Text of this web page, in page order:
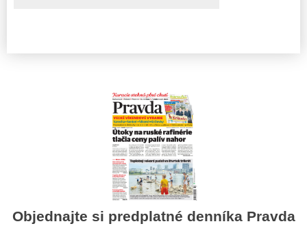
Objednajte si predplatné denníka Pravda